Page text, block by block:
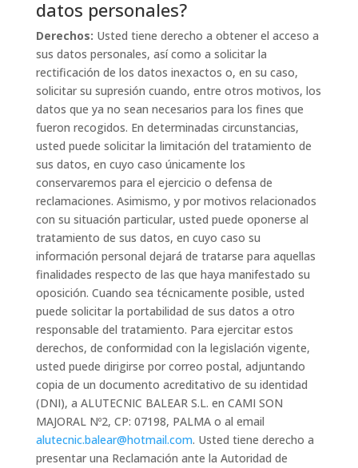
datos personales?
Derechos: Usted tiene derecho a obtener el acceso a
sus datos personales, así como a solicitar la
rectificación de los datos inexactos o, en su caso,
solicitar su supresión cuando, entre otros motivos, los
datos que ya no sean necesarios para los fines que
fueron recogidos. En determinadas circunstancias,
usted puede solicitar la limitación del tratamiento de
sus datos, en cuyo caso únicamente los
conservaremos para el ejercicio o defensa de
reclamaciones. Asimismo, y por motivos relacionados
con su situación particular, usted puede oponerse al
tratamiento de sus datos, en cuyo caso su
información personal dejará de tratarse para aquellas
finalidades respecto de las que haya manifestado su
oposición. Cuando sea técnicamente posible, usted
puede solicitar la portabilidad de sus datos a otro
responsable del tratamiento. Para ejercitar estos
derechos, de conformidad con la legislación vigente,
usted puede dirigirse por correo postal, adjuntando
copia de un documento acreditativo de su identidad
(DNI), a ALUTECNIC BALEAR S.L. en CAMI SON
MAJORAL Nº2, CP: 07198, PALMA o al email
alutecnic.balear@hotmail.com. Usted tiene derecho a
presentar una Reclamación ante la Autoridad de